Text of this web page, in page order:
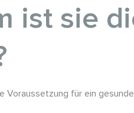
ist sie
Voraussetzung für ein